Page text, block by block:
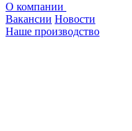
О компании
Вакансии Новости
Наше производство